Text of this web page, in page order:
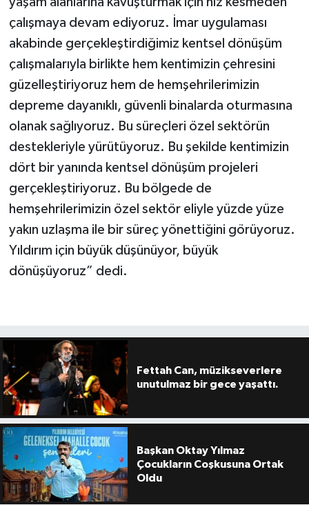
çalışmaya devam ediyoruz. İmar uygulaması
akabinde gerçekleştirdiğimiz kentsel dönüşüm
çalışmalarıyla birlikte hem kentimizin çehresini
güzelleştiriyoruz hem de hemşehrilerimizin
depreme dayanıklı, güvenli binalarda oturmasına
olanak sağlıyoruz. Bu süreçleri özel sektörün
destekleriyle yürütüyoruz. Bu şekilde kentimizin
dört bir yanında kentsel dönüşüm projeleri
gerçekleştiriyoruz. Bu bölgede de
hemşehrilerimizin özel sektör eliyle yüzde yüze
yakın uzlaşma ile bir süreç yönettiğini görüyoruz.
Yıldırım için büyük düşünüyor, büyük
dönüşüyoruz” dedi.
Fettah Can, müzikseverlere
unutulmaz bir gece yaşattı.
Başkan Oktay Yılmaz
Çocukların Coşkusuna Ortak
Oldu